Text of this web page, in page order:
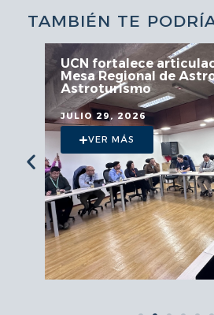
TAMBIÉN TE
UCN fortalece
Mesa Regional de
Astroturismo
JULIO 29, 2026
VER MÁS